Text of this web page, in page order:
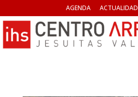
AGENDA ACTUALIDAD